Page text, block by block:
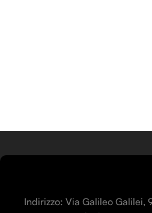
Indirizzo: Via Galileo Galilei,